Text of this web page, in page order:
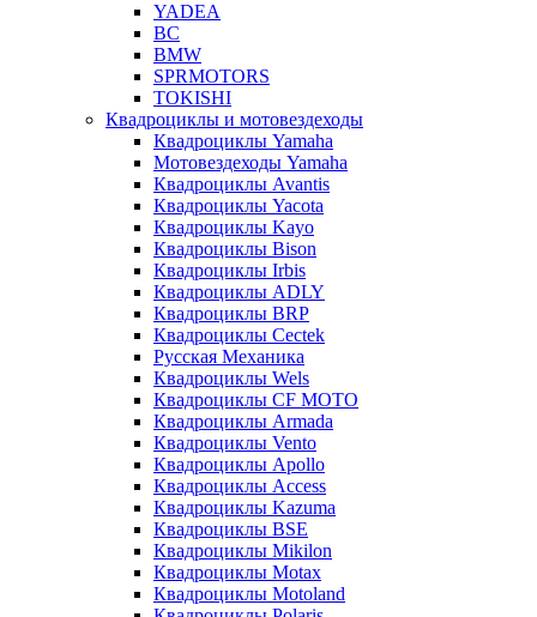
YADEA
BC
BMW
SPRMOTORS
TOKISHI
Квадроциклы и мотовездеходы
Квадроциклы Yamaha
Мотовездеходы Yamaha
Квадроциклы Avantis
Квадроциклы Yacota
Квадроциклы Kayo
Квадроциклы Bison
Квадроциклы Irbis
Квадроциклы ADLY
Квадроциклы BRP
Квадроциклы Cectek
Русская Механика
Квадроциклы Wels
Квадроциклы CF MOTO
Квадроциклы Armada
Квадроциклы Vento
Квадроциклы Apollo
Квадроциклы Access
Квадроциклы Kazuma
Квадроциклы BSE
Квадроциклы Mikilon
Квадроциклы Motax
Квадроциклы Motoland